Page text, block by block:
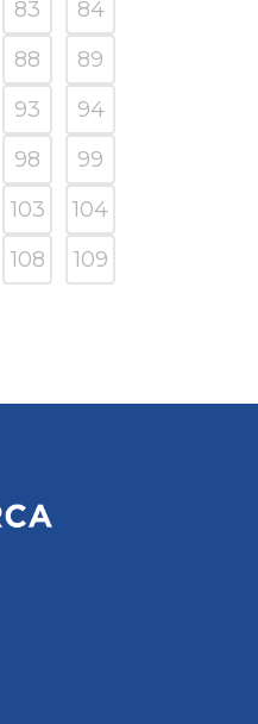
83
84
88
89
93
94
98
99
103
104
108
109